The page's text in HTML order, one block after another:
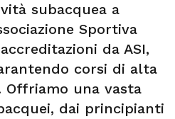
subacquea a
Sportiva
da ASI,
corsi di alta
Offriamo una vasta
dai principianti